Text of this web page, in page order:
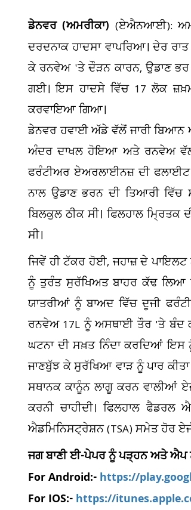
ਡੇਨਵਰ (ਅਮਰੀਕਾ) (ਏਐਨਆਈ):
ਦਰਦਨਾਕ ਹਾਦਸਾ ਵਾਪਰਿਆ। ਦੇਰ
ਕੇ ਰਨਵੇਅ 'ਤੇ ਦੌੜਨ ਕਾਰਨ, ਉਡਾਣ
ਗਈ। ਇਸ ਹਾਦਸੇ ਵਿੱਚ 17 ਲੋਕ
ਕਰਵਾਇਆ ਗਿਆ।
ਡੇਨਵਰ ਹਵਾਈ ਅੱਡੇ ਵੱਲੋਂ ਜਾਰੀ ਬਿਆਨ
ਅੰਦਰ ਦਾਖਲ ਹੋਇਆ ਅਤੇ ਰਨਵੇਅ ਵੱਲ
ਫਰੰਟੀਅਰ ਏਅਰਲਾਈਨਜ਼ ਦੀ
ਨਾਲ ਉਡਾਣ ਭਰਨ ਦੀ ਤਿਆਰੀ ਵਿੱਚ
ਬਿਲਕੁਲ ਠੀਕ ਸੀ। ਫਿਲਹਾਲ
ਸੀ।
ਜਿਵੇਂ ਹੀ ਟੱਕਰ ਹੋਈ, ਜਹਾਜ਼ ਦੇ ਪਾਇਲਟ
ਨੂੰ ਤੁਰੰਤ ਸੁਰੱਖਿਅਤ ਬਾਹਰ ਕੱਢ ਲਿਆ
ਯਾਤਰੀਆਂ ਨੂੰ ਬਾਅਦ ਵਿੱਚ ਦੂਜੀ
ਰਨਵੇਅ 17L ਨੂੰ ਅਸਥਾਈ ਤੌਰ 'ਤੇ ਬੰਦ
ਘਟਨਾ ਦੀ ਸਖ਼ਤ ਨਿੰਦਾ ਕਰਦਿਆਂ ਇਸ
ਜਾਣਬੁੱਝ ਕੇ ਸੁਰੱਖਿਆ ਵਾੜ ਨੂੰ ਪਾਰ
ਸਥਾਨਕ ਕਾਨੂੰਨ ਲਾਗੂ ਕਰਨ ਵਾਲੀਆਂ
ਕਰਨੀ ਚਾਹੀਦੀ। ਫਿਲਹਾਲ ਫੈਡਰਲ
ਐਡਮਿਨਿਸਟ੍ਰੇਸ਼ਨ (TSA) ਸਮੇਤ ਹੋਰ
ਜਗ ਬਾਣੀ ਈ-ਪੇਪਰ ਨੂੰ ਪੜ੍ਹਨ ਅਤੇ
For Android:-https://
For IOS:-https://